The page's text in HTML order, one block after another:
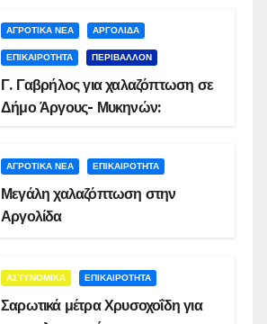
ΑΓΡΟΤΙΚΑ ΝΕΑ ΑΡΓΟΛΙΔΑ
ΕΠΙΚΑΙΡΟΤΗΤΑ ΠΕΡΙΒΑΛΛΟΝ
Γ. Γαβρήλος για χαλαζόπτωση σε
Δήμο Άργους- Μυκηνών:
ΑΓΡΟΤΙΚΑ ΝΕΑ ΕΠΙΚΑΙΡΟΤΗΤΑ
Μεγάλη χαλαζόπτωση στην
Αργολίδα
ΑΣΤΥΝΟΜΙΚΑ ΕΠΙΚΑΙΡΟΤΗΤΑ
Σαρωτικά μέτρα Χρυσοχοΐδη για